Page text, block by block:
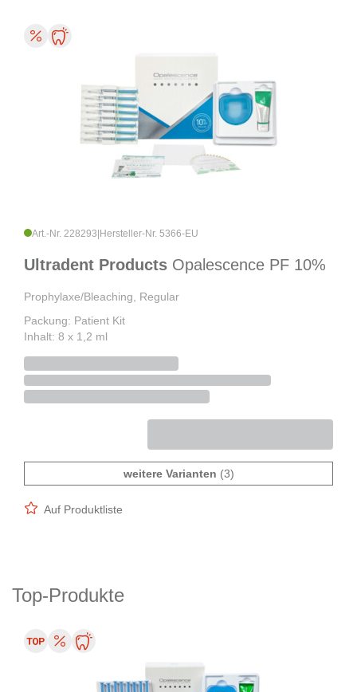
Art.-Nr. 228293 Hersteller-Nr. 5366-EU
Ultradent Products Opalescence PF 10%
Prophylaxe/Bleaching, Regular
Packung: Patient Kit
Inhalt: 8 x 1,2 ml
weitere Varianten (3)
Auf Produktliste
Top-Produkte